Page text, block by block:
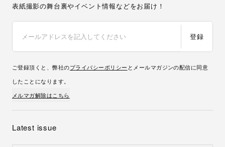
表紙撮影の舞台裏やイベント情報などをお届け！
登録
ご登録頂くと、弊社のプライバシーポリシー とメールマガジンの配信に同意
したことになります。
メルマガ解除はこちら
Latest issue